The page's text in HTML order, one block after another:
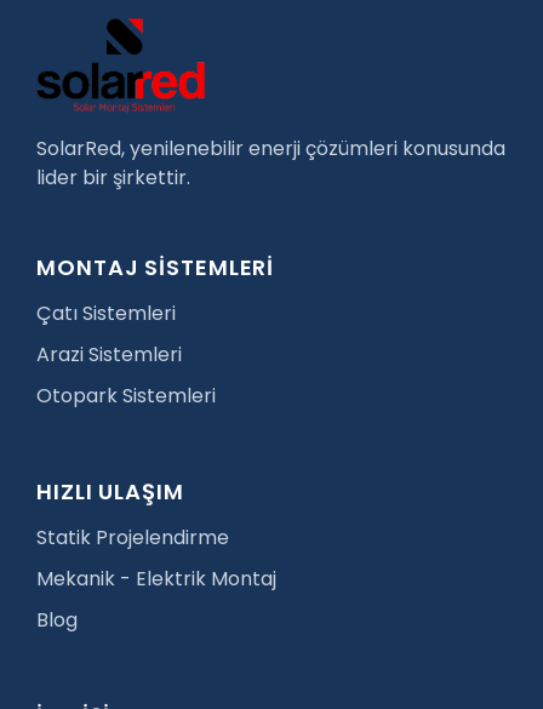
SolarRed, yenilenebilir enerji çözümleri konusunda
lider bir şirkettir.
MONTAJ SİSTEMLERİ
Çatı Sistemleri
Arazi Sistemleri
Otopark Sistemleri
HIZLI ULAŞIM
Statik Projelendirme
Mekanik - Elektrik Montaj
Blog